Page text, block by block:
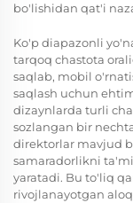
bo'lishidan qat'i
Ko'p diapazonli
tarqoq chastota
saqlab, mobil
saqlash uchun
dizaynlarda turli
sozlangan bir
direktorlar mavjud
samaradorlikni
yaratadi. Bu to'liq
rivojlanayotgan